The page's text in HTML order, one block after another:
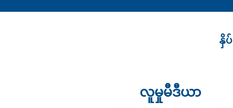
နှိပ်
လူမှုမီဒီယာ